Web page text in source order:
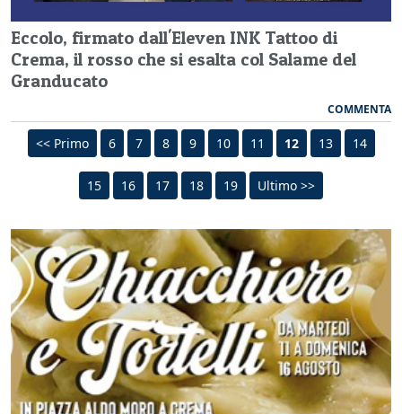
Eccolo, firmato dall'Eleven INK Tattoo di
Crema, il rosso che si esalta col Salame del
Granducato
COMMENTA
<< Primo 6 7 8 9 10 11 12 13 14
15 16 17 18 19 Ultimo >>